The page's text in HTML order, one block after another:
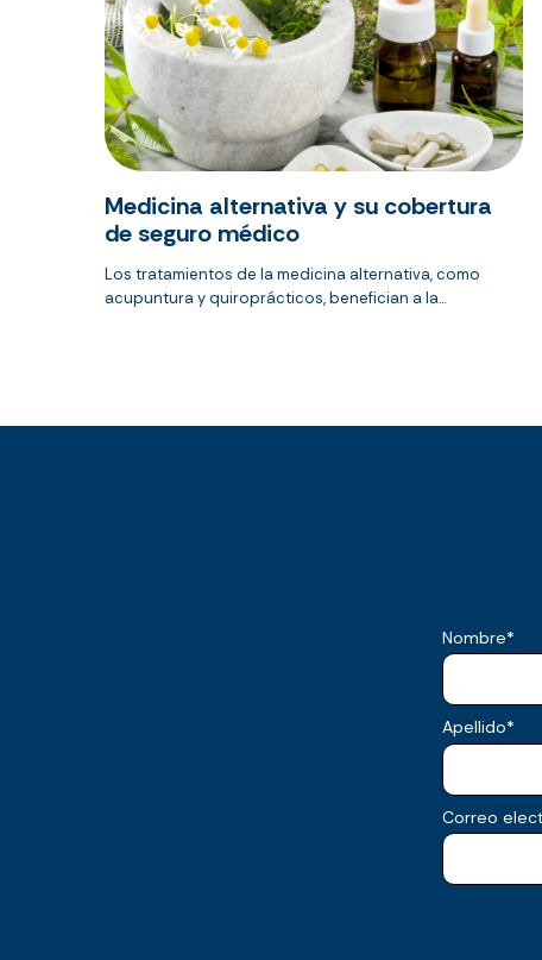
Medicina alternativa y su cobertura
de seguro médico
Los tratamientos de la medicina alternativa, como
acupuntura y quiroprácticos, benefician a la...
Nombre*
Apellido*
Correo